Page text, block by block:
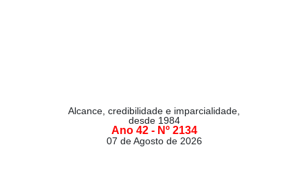
Alcance, credibilidade e imparcialidade,
desde 1984
Ano 42 - Nº 2134
07 de Agosto de 2026